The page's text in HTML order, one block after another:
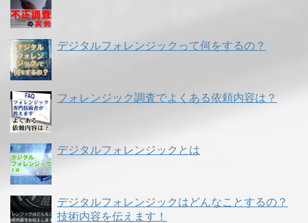
デジタルフォレンジックって何をするの？
フォレンジック調査でよくある依頼内容は？
デジタルフォレンジックとは
デジタルフォレンジックはどんなことするの？
技術内容を伝えます！